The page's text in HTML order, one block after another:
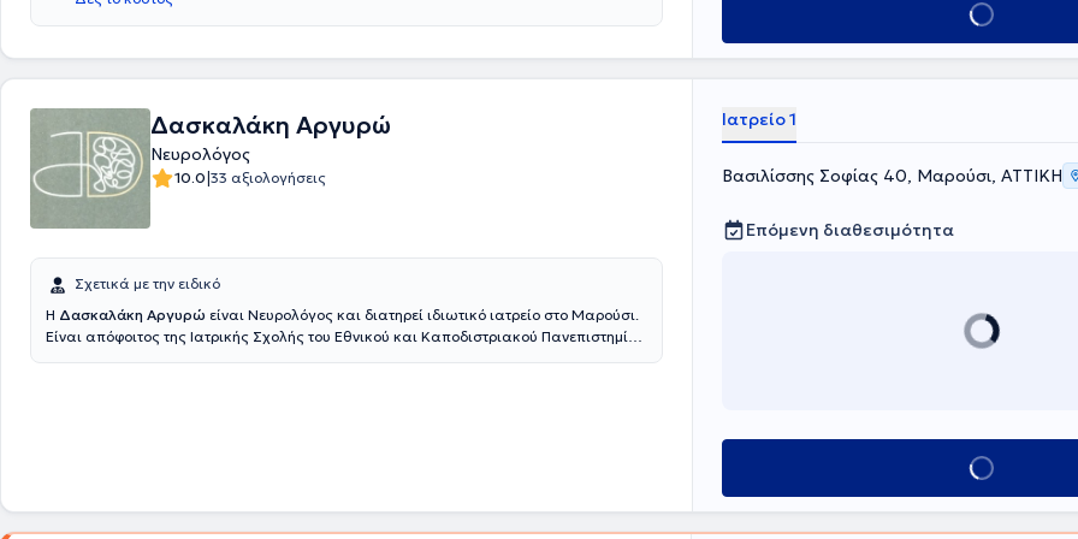
Κλείσε ραντεβού
Δασκαλάκη Αργυρώ
Νευρολόγος
10.0|33 αξιολογήσεις
Σχετικά με την ειδικό
Η Δασκαλάκη Αργυρώ είναι Νευρολόγος και διατηρεί ιδιωτικό ιατρείο στο Μαρούσι.
Είναι απόφοιτος της Ιατρικής Σχολής του Εθνικού και Καποδιστριακού Πανεπιστημίου
Νοσοκομείου, ενώ από το 2020 διατελεί εξωτερικός Συνεργάτης του Ιατρείου. Τα
επιστημονικά και ερευνητικά της ενδιαφέροντα αφορούν κυρίως στην άνοια και σε
Ιατρείο 1
Βασιλίσσης Σοφίας 40, Μαρούσι, ΑΤΤΙΚΗ
Επόμενη διαθεσιμότητα
Κλείσε ραντεβού